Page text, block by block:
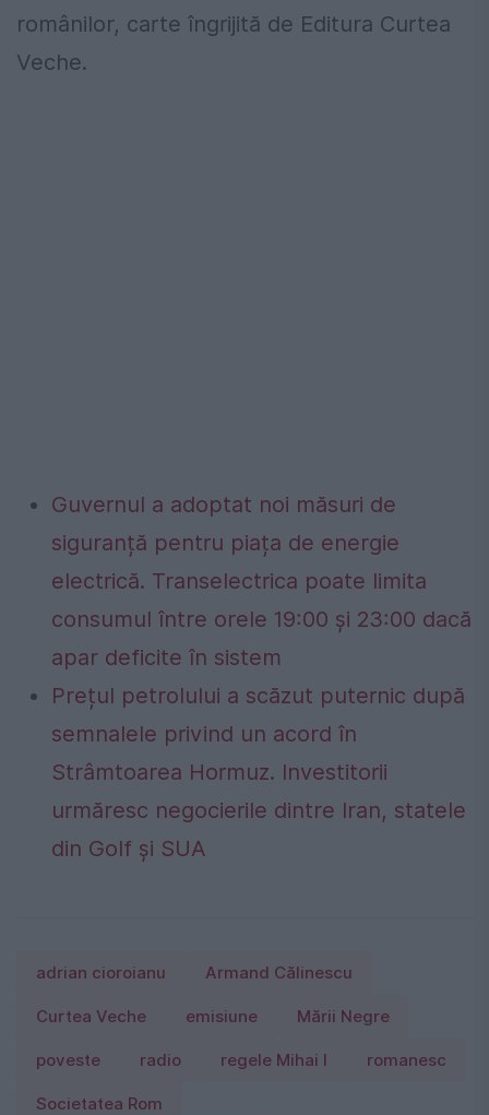
românilor, carte îngrijită de Editura Curtea
Veche.
Guvernul a adoptat noi măsuri de
siguranță pentru piața de energie
electrică. Transelectrica poate limita
consumul între orele 19:00 și 23:00 dacă
apar deficite în sistem
Prețul petrolului a scăzut puternic după
semnalele privind un acord în
Strâmtoarea Hormuz. Investitorii
urmăresc negocierile dintre Iran, statele
din Golf și SUA
adrian cioroianu Armand Călinescu
Curtea Veche emisiune Mării Negre
poveste radio regele Mihai I romanesc
Societatea Rom